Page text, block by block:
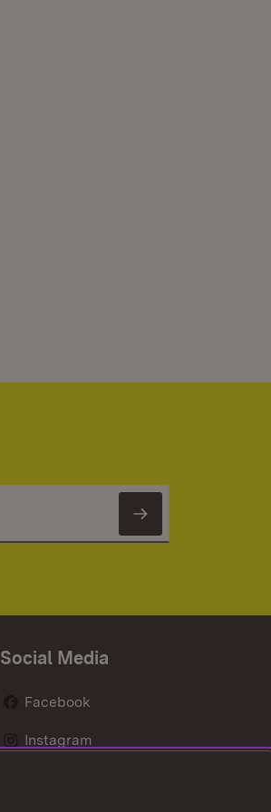
Newsletter
Social Media
Facebook
Instagram